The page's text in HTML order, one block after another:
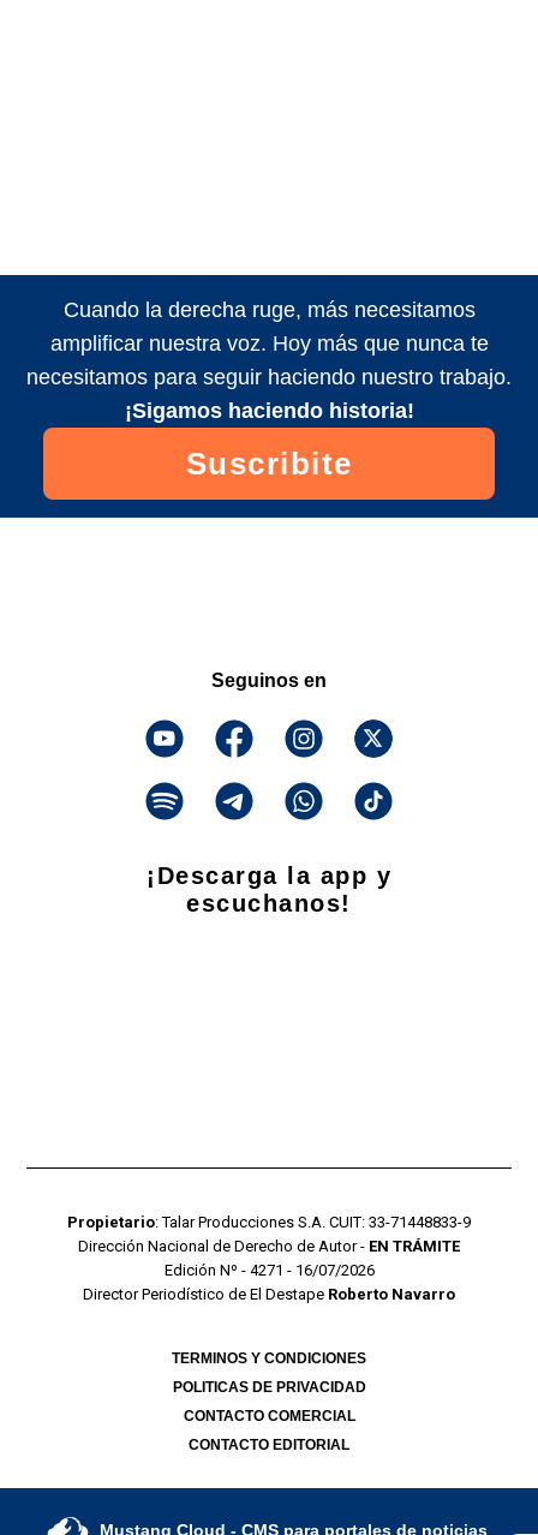
Cuando la derecha ruge, más necesitamos
amplificar nuestra voz. Hoy más que nunca te
necesitamos para seguir haciendo nuestro trabajo.
¡Sigamos haciendo historia!
Suscribite
Seguinos en
¡Descarga la app y
escuchanos!
Propietario: Talar Producciones S.A. CUIT: 33-71448833-9
Dirección Nacional de Derecho de Autor - EN TRÁMITE
Edición Nº - 4271 - 16/07/2026
Director Periodístico de El Destape Roberto Navarro
TERMINOS Y CONDICIONES
POLITICAS DE PRIVACIDAD
CONTACTO COMERCIAL
CONTACTO EDITORIAL
Mustang Cloud - CMS para portales de noticias